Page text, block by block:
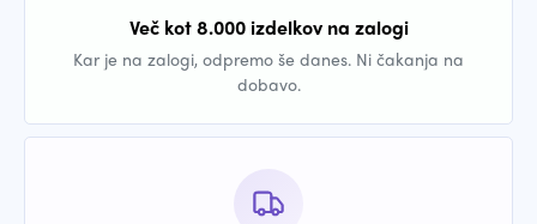
Več kot 8.000 izdelkov na zalogi
Kar je na zalogi, odpremo še danes. Ni čakanja na
dobavo.